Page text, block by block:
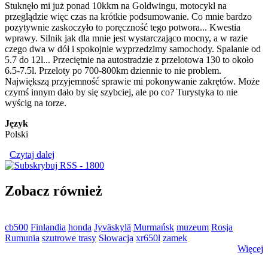
Stuknęło mi już ponad 10kkm na Goldwingu, motocykl na
przeglądzie więc czas na krótkie podsumowanie. Co mnie bardzo
pozytywnie zaskoczyło to poręczność tego potwora... Kwestia
wprawy. Silnik jak dla mnie jest wystarczająco mocny, a w razie
czego dwa w dół i spokojnie wyprzedzimy samochody. Spalanie od
5.7 do 12l... Przeciętnie na autostradzie z przelotowa 130 to około
6.5-7.5l. Przeloty po 700-800km dziennie to nie problem.
Największą przyjemność sprawie mi pokonywanie zakrętów. Może
czymś innym dało by się szybciej, ale po co? Turystyka to nie
wyścig na torze.
Język
Polski
Czytaj dalej
Zobacz również
cb500 Finlandia honda Jyväskylä Murmańsk muzeum Rosja
Rumunia szutrowe trasy Słowacja xr650l zamek
Więcej